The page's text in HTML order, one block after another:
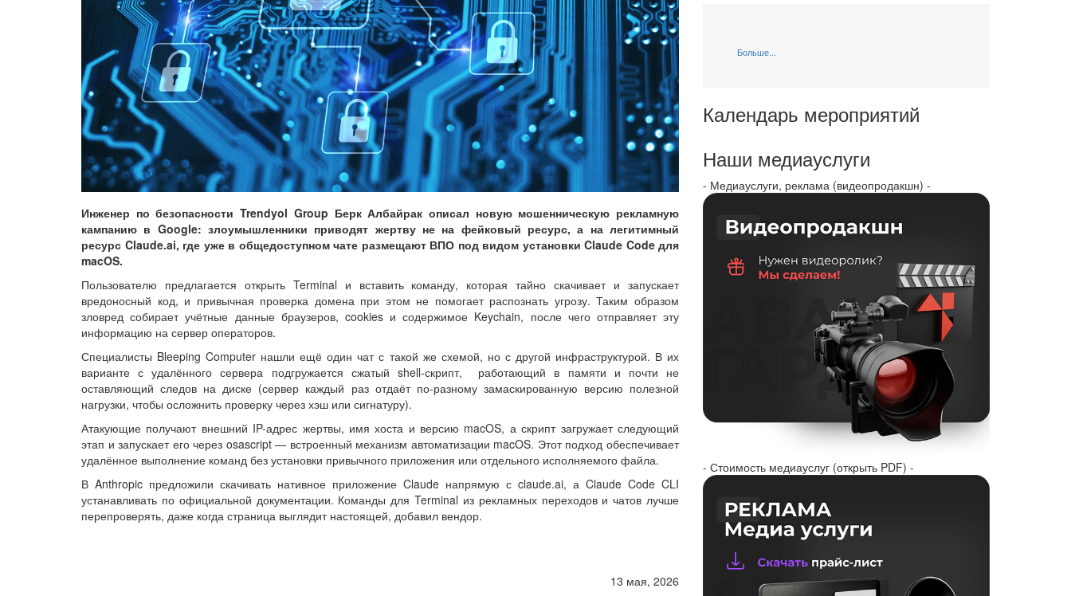
Инженер по безопасности Trendyol Group Берк Албайрак описал новую мошенническую рекламную
кампанию в Google: злоумышленники приводят жертву не на фейковый ресурс, а на легитимный
ресурс Claude.ai, где уже в общедоступном чате размещают ВПО под видом установки Claude Code для
macOS.
Пользователю предлагается открыть Terminal и вставить команду, которая тайно скачивает и запускает
вредоносный код, и привычная проверка домена при этом не помогает распознать угрозу. Таким образом
зловред собирает учётные данные браузеров, cookies и содержимое Keychain, после чего отправляет эту
информацию на сервер операторов.
Специалисты Bleeping Computer нашли ещё один чат с такой же схемой, но с другой инфраструктурой. В их
варианте с удалённого сервера подгружается сжатый shell-скрипт, работающий в памяти и почти не
оставляющий следов на диске (сервер каждый раз отдаёт по-разному замаскированную версию полезной
нагрузки, чтобы осложнить проверку через хэш или сигнатуру).
Атакующие получают внешний IP-адрес жертвы, имя хоста и версию macOS, а скрипт загружает следующий
этап и запускает его через osascript — встроенный механизм автоматизации macOS. Этот подход обеспечивает
удалённое выполнение команд без установки привычного приложения или отдельного исполняемого файла.
В Anthropic предложили скачивать нативное приложение Claude напрямую с claude.ai, а Claude Code CLI
устанавливать по официальной документации. Команды для Terminal из рекламных переходов и чатов лучше
перепроверять, даже когда страница выглядит настоящей, добавил вендор.
13 мая, 2026
Больше...
Календарь мероприятий
Наши медиауслуги
- Медиауслуги, реклама (видеопродакшн) -
- Стоимость медиауслуг (открыть PDF) -